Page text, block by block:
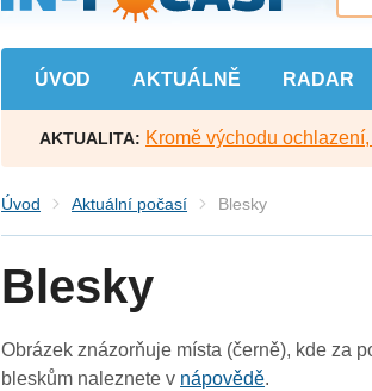
ÚVOD AKTUÁLNĚ RADAR
AKTUALITA: Kromě východu
Úvod Aktuální počasí Blesky
Blesky
Obrázek znázorňuje místa (černě), kde za
bleskům naleznete v nápovědě.